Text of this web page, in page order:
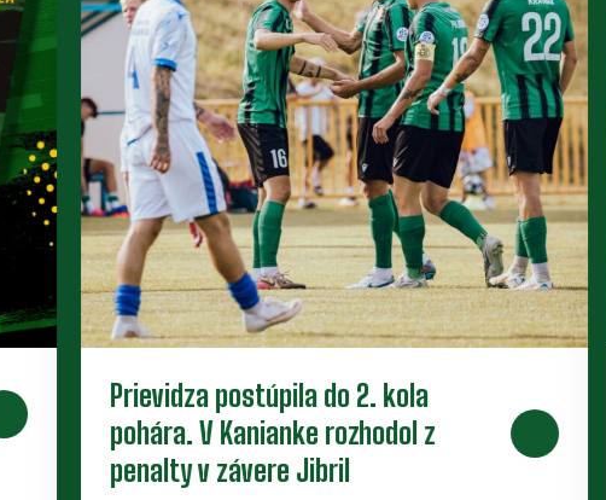
Piaty legionár do partie. Za Baník
bude hrať ofenzívny stredopoliar
Radchenko